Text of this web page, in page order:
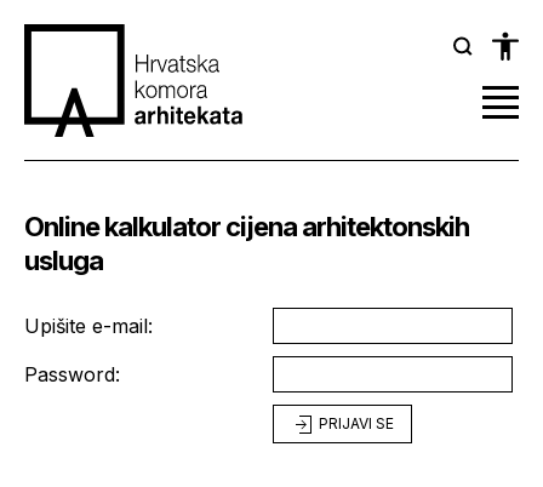
Online kalkulator cijena arhitektonskih
usluga
Upišite e-mail:
Password:
PRIJAVI SE